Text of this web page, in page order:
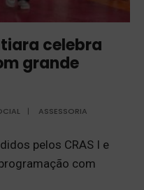
celebra
grande
|
ASSESSORIA
pelos CRAS I e
com